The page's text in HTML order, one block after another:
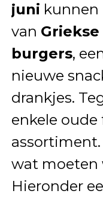
juni kunnen
van
burgers,
nieuwe
drankjes.
enkele
wat moeten
Hieronder